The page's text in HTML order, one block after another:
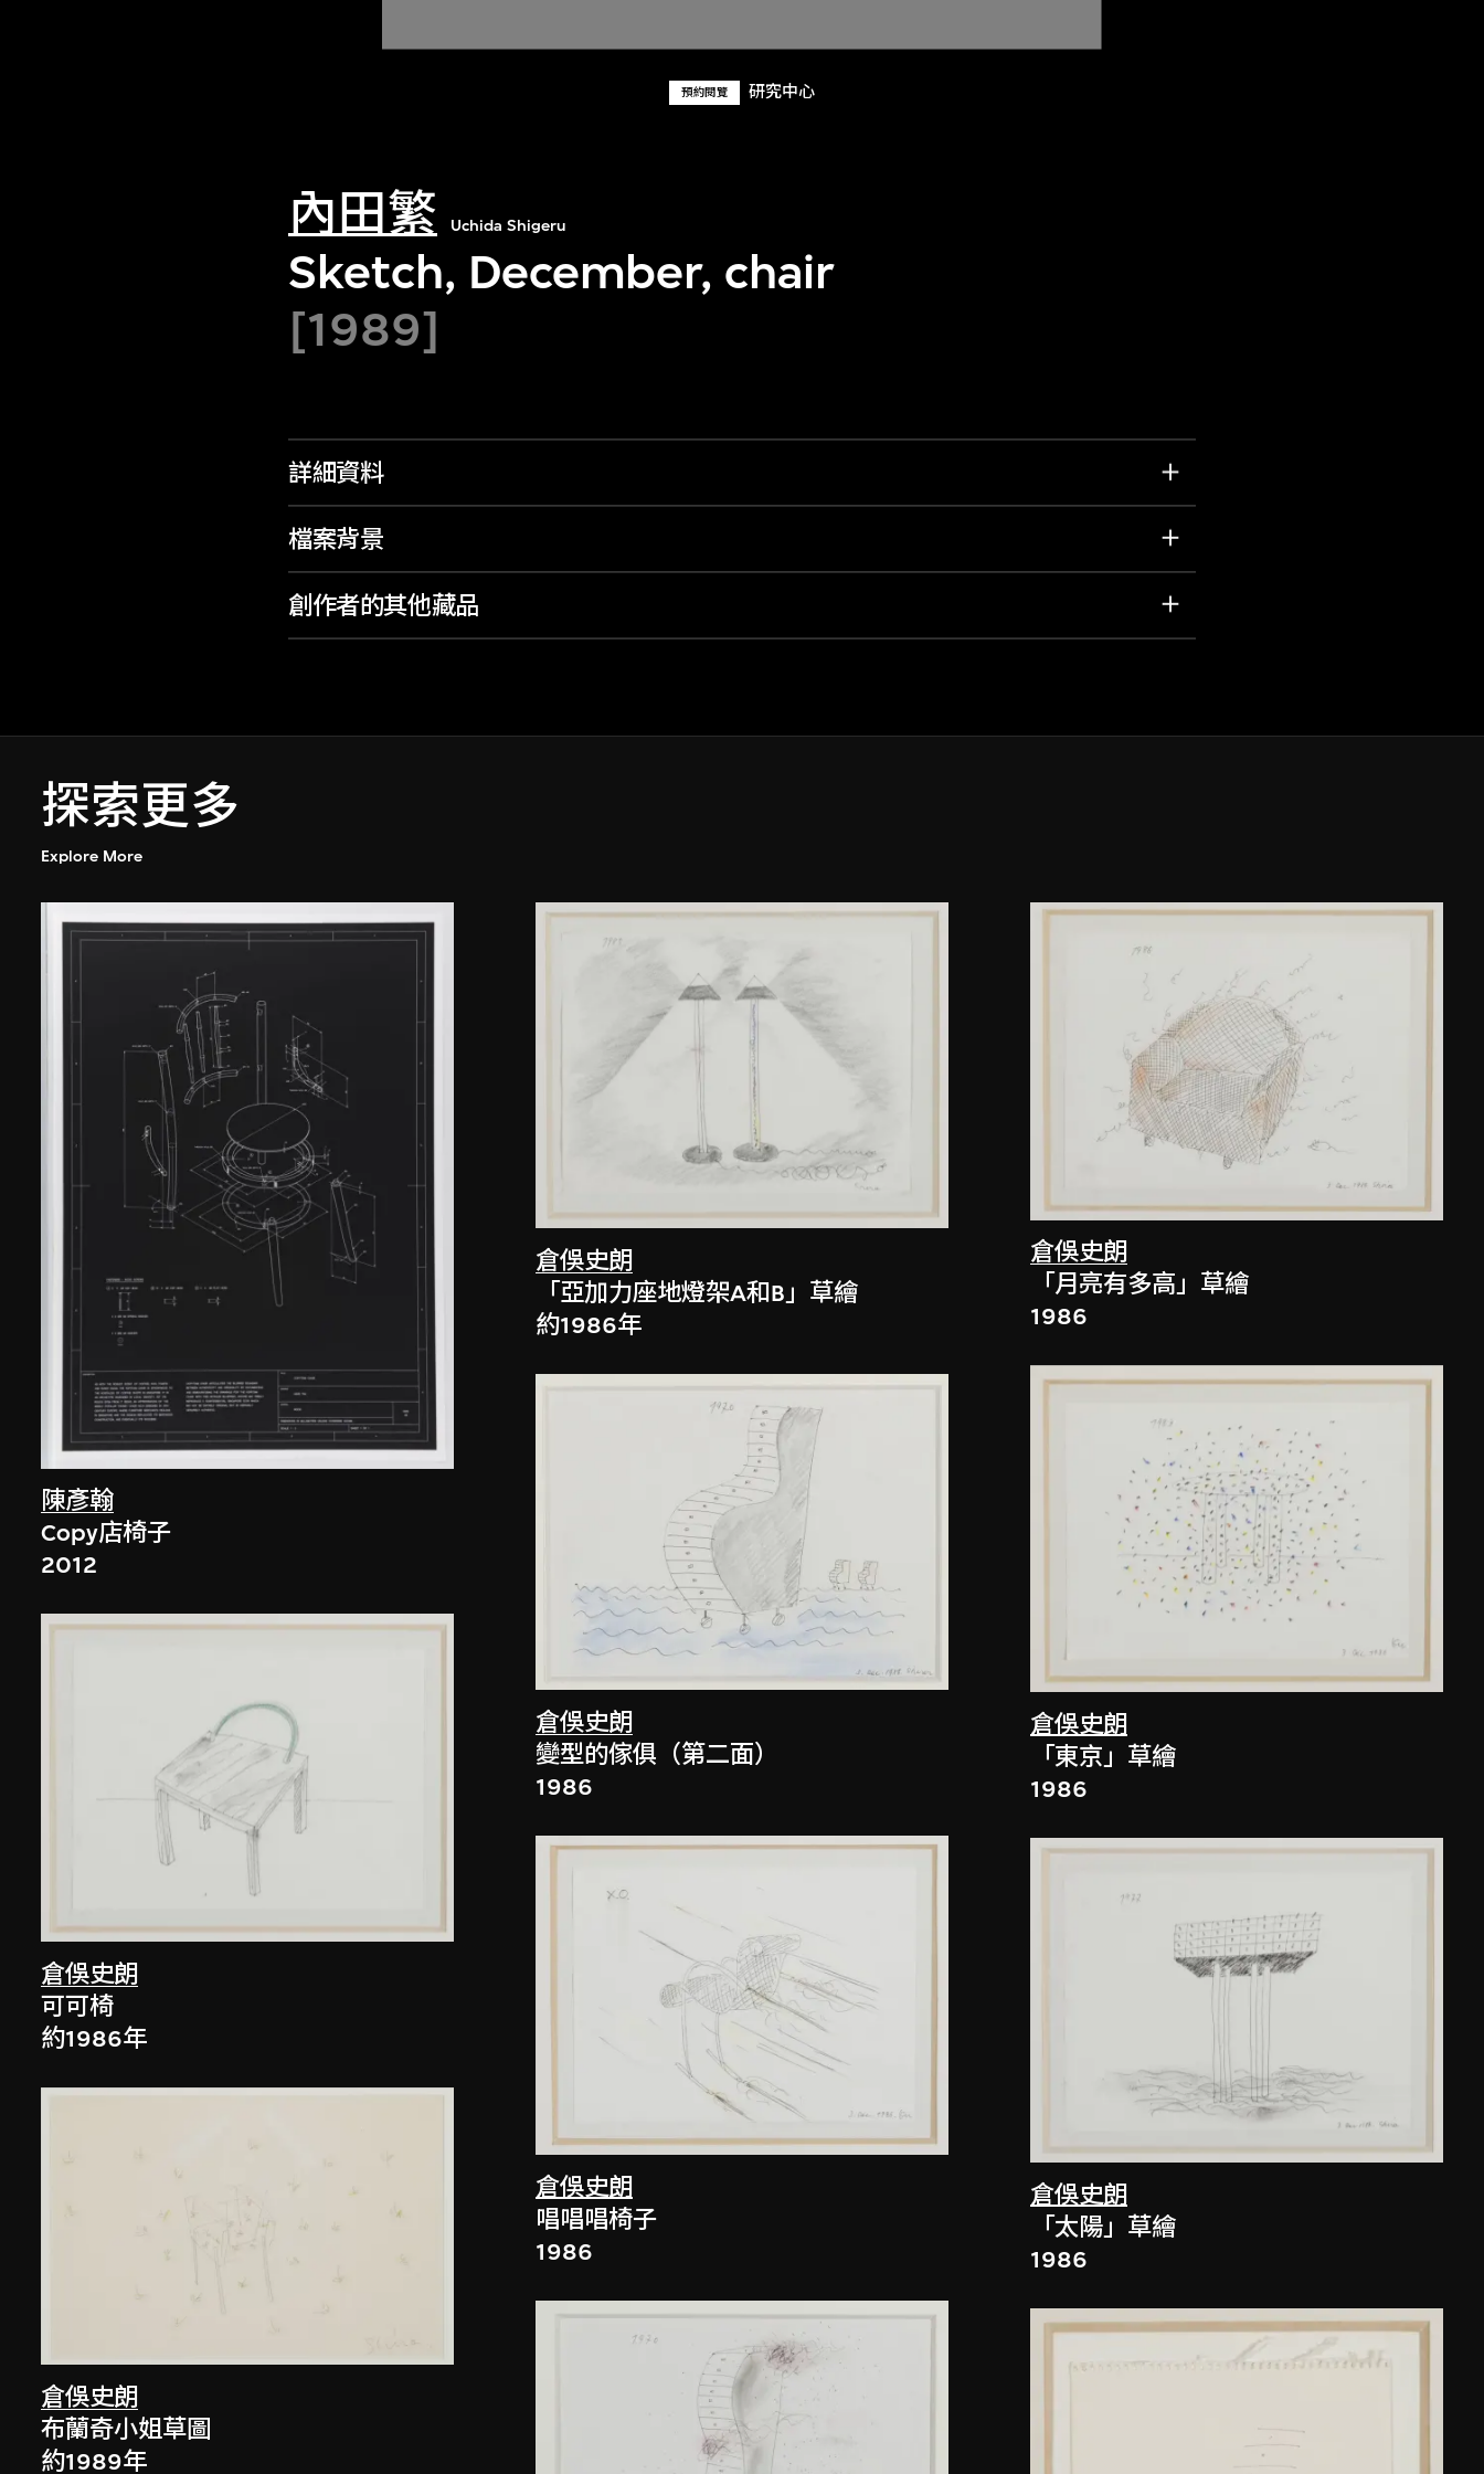
預約閱覽 研究中心
內田繁 Uchida Shigeru
Sketch, December, chair
[1989]
詳細資料
檔案背景
創作者的其他藏品
探索更多
Explore More
陳彥翰
Copy店椅子
2012
倉俁史朗
可可椅
約1986年
倉俁史朗
布蘭奇小姐草圖
約1989年
倉俁史朗
「亞加力座地燈架A和B」草繪
約1986年
倉俁史朗
變型的傢俱（第二面）
1986
倉俁史朗
唱唱唱椅子
1986
倉俁史朗
「月亮有多高」草繪
1986
倉俁史朗
「東京」草繪
1986
倉俁史朗
「太陽」草繪
1986